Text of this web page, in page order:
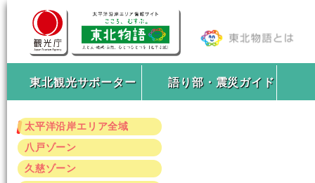
東北観光サポーター 語り部・震災ガイド
太平洋沿岸エリア全域
八戸ゾーン
久慈ゾーン